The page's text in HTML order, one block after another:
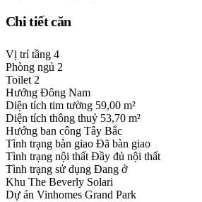
Chi tiết căn
Vị trí tầng 4
Phòng ngủ 2
Toilet 2
Hướng Đông Nam
Diện tích tim tường 59,00 m²
Diện tích thông thuỷ 53,70 m²
Hướng ban công Tây Bắc
Tình trạng bàn giao Đã bàn giao
Tình trạng nội thất Đầy đủ nội thất
Tình trạng sử dụng Đang ở
Khu The Beverly Solari
Dự án Vinhomes Grand Park